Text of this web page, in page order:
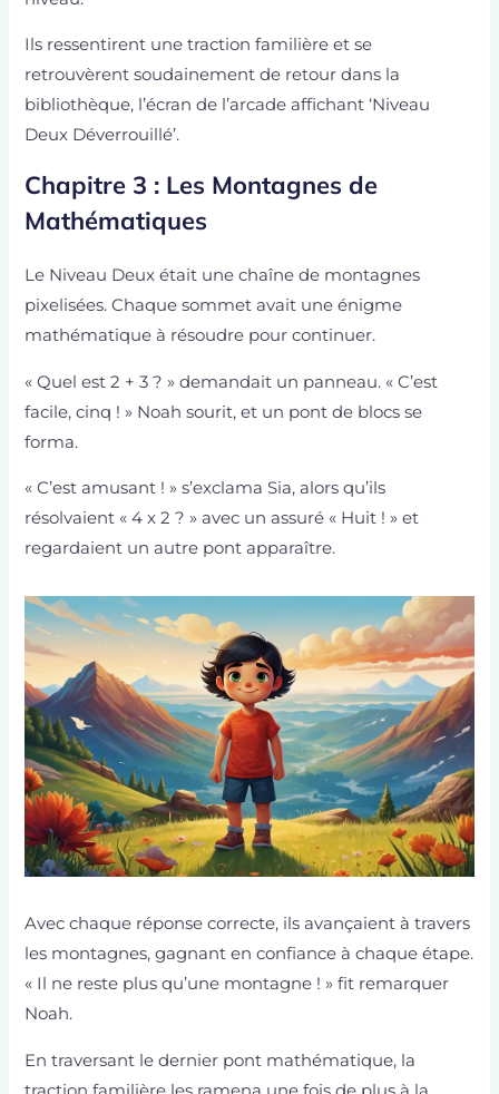
Ils ressentirent une traction familière et se
retrouvèrent soudainement de retour dans la
bibliothèque, l’écran de l’arcade affichant ‘Niveau
Deux Déverrouillé’.
Chapitre 3 : Les Montagnes de
Mathématiques
Le Niveau Deux était une chaîne de montagnes
pixelisées. Chaque sommet avait une énigme
mathématique à résoudre pour continuer.
« Quel est 2 + 3 ? » demandait un panneau. « C’est
facile, cinq ! » Noah sourit, et un pont de blocs se
forma.
« C’est amusant ! » s’exclama Sia, alors qu’ils
résolvaient « 4 x 2 ? » avec un assuré « Huit ! » et
regardaient un autre pont apparaître.
Avec chaque réponse correcte, ils avançaient à travers
les montagnes, gagnant en confiance à chaque étape.
« Il ne reste plus qu’une montagne ! » fit remarquer
Noah.
En traversant le dernier pont mathématique, la